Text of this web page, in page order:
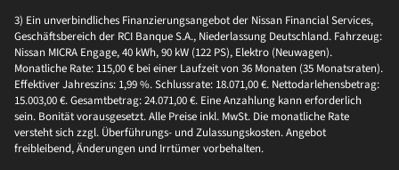
3) Ein unverbindliches Finanzierungsangebot der Nissan Financial Services,
Geschäftsbereich der RCI Banque S.A., Niederlassung Deutschland. Fahrzeug:
Nissan MICRA Engage, 40 kWh, 90 kW (122 PS), Elektro (Neuwagen).
Monatliche Rate: 115,00 € bei einer Laufzeit von 36 Monaten (35 Monatsraten).
Effektiver Jahreszins: 1,99 %. Schlussrate: 18.071,00 €. Nettodarlehensbetrag:
15.003,00 €. Gesamtbetrag: 24.071,00 €. Eine Anzahlung kann erforderlich
sein. Bonität vorausgesetzt. Alle Preise inkl. MwSt. Die monatliche Rate
versteht sich zzgl. Überführungs- und Zulassungskosten. Angebot
freibleibend, Änderungen und Irrtümer vorbehalten.